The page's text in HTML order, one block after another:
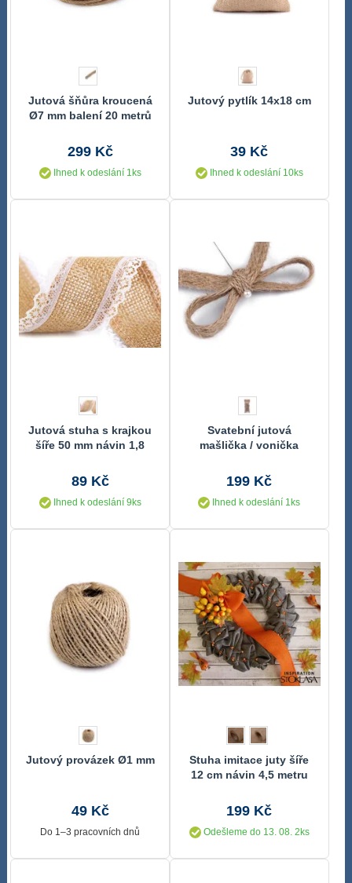
Jutová šňůra kroucená
Ø7 mm balení 20 metrů
299 Kč
Ihned k odeslání 1ks
Jutový pytlík 14x18 cm
39 Kč
Ihned k odeslání 10ks
Jutová stuha s krajkou
šíře 50 mm návin 1,8
89 Kč
Ihned k odeslání 9ks
Svatební jutová
mašlička / vonička
kusů
199 Kč
Ihned k odeslání 1ks
Jutový provázek Ø1 mm
49 Kč
Do 1–3 pracovních dnů
Stuha imitace juty šíře
12 cm návin 4,5 metru
199 Kč
Odešleme do 13. 08. 2ks